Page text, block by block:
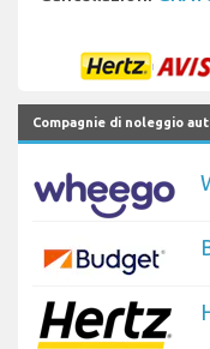
Compagnie di noleggio